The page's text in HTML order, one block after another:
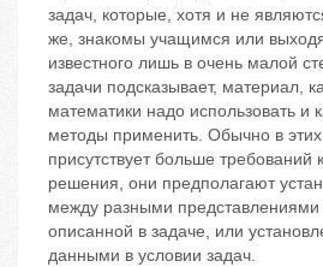
задач, которые, хотя и не
же, знакомы учащимся или
известного лишь в очень малой
задачи подсказывает, материал,
математики надо использовать и
методы применить. Обычно в этих
присутствует больше требований
решения, они предполагают
между разными представлениями
описанной в задаче, или
данными в условии задач.